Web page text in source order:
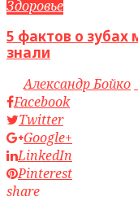
Здоровье
5 фактов о зубах
знали
byАлександр Бойко
Facebook
Twitter
Google+
LinkedIn
Pinterest
share